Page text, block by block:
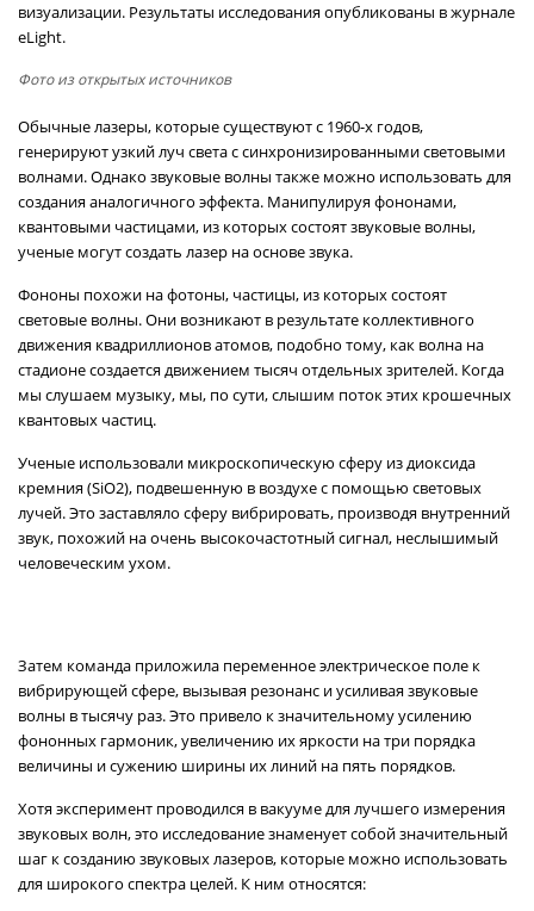
визуализации. Результаты исследования опубликованы в журнале
eLight.
Фото из открытых источников
Обычные лазеры, которые существуют с 1960-х годов,
генерируют узкий луч света с синхронизированными световыми
волнами. Однако звуковые волны также можно использовать для
создания аналогичного эффекта. Манипулируя фононами,
квантовыми частицами, из которых состоят звуковые волны,
ученые могут создать лазер на основе звука.
Фононы похожи на фотоны, частицы, из которых состоят
световые волны. Они возникают в результате коллективного
движения квадриллионов атомов, подобно тому, как волна на
стадионе создается движением тысяч отдельных зрителей. Когда
мы слушаем музыку, мы, по сути, слышим поток этих крошечных
квантовых частиц.
Ученые использовали микроскопическую сферу из диоксида
кремния (SiO2), подвешенную в воздухе с помощью световых
лучей. Это заставляло сферу вибрировать, производя внутренний
звук, похожий на очень высокочастотный сигнал, неслышимый
человеческим ухом.
Затем команда приложила переменное электрическое поле к
вибрирующей сфере, вызывая резонанс и усиливая звуковые
волны в тысячу раз. Это привело к значительному усилению
фононных гармоник, увеличению их яркости на три порядка
величины и сужению ширины их линий на пять порядков.
Хотя эксперимент проводился в вакууме для лучшего измерения
звуковых волн, это исследование знаменует собой значительный
шаг к созданию звуковых лазеров, которые можно использовать
для широкого спектра целей. К ним относятся: